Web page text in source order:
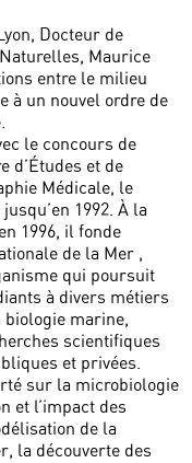
Docteur de
Maurice
entre le milieu
à un nouvel ordre de
le concours de
d’Études et de
Médicale, le
1992. À la
1996, il fonde
de la Mer ,
qui poursuit
à divers métiers
biologie marine,
scientifiques
et privées.
sur la microbiologie
et l’impact des
de la
la découverte des